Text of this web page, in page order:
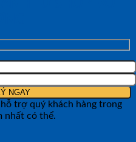
trợ quý khách hàng trong
nhất có thể.